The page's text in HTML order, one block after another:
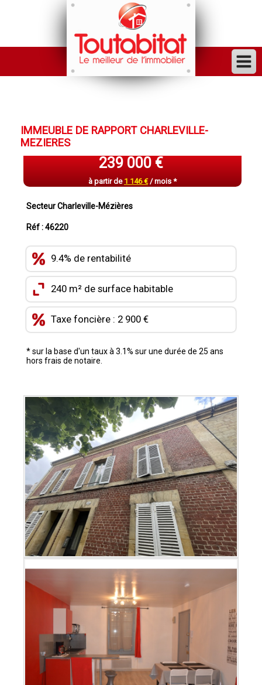
ACHETER
FINANCER
LOUER
GESTION
INVESTISSEUR
CONTACT
MES FAVORIS
IMMEUBLE DE RAPPORT CHARLEVILLE-
MEZIERES
239 000 €
à partir de 1 146 €/ mois *
Secteur Charleville-Mézières
Réf : 46220
9.4% de rentabilité
240 m² de surface habitable
Taxe foncière : 2 900 €
* sur la base d'un taux à 3.1% sur une durée de 25 ans
hors frais de notaire.